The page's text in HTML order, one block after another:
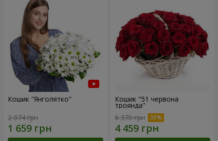
Кошик "Янголятко"
2 074 грн
Кошик "51 червона
троянда"
6 370 грн